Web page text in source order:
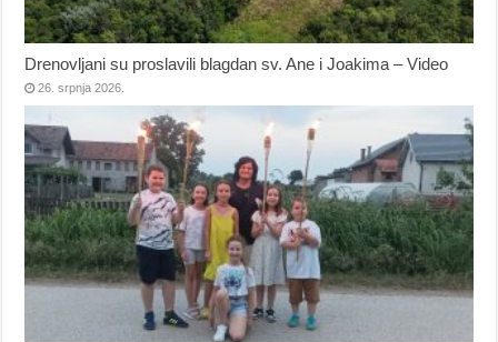
Drenovljani su proslavili blagdan sv. Ane i Joakima – Video
26. srpnja 2026.